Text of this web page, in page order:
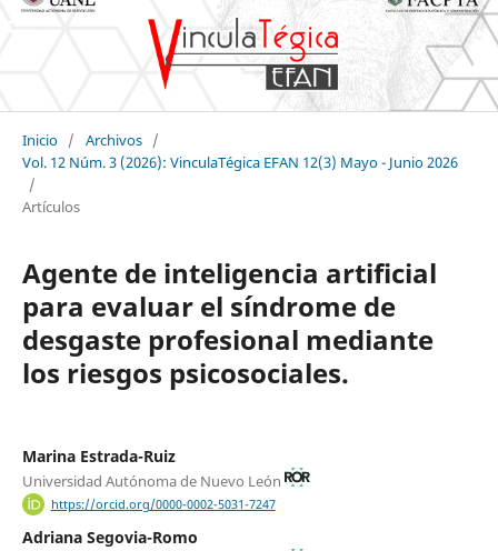
Inicio / Archivos /
Vol. 12 Núm. 3 (2026): VinculaTégica EFAN 12(3) Mayo - Junio 2026
/
Artículos
Agente de inteligencia artificial
para evaluar el síndrome de
desgaste profesional mediante
los riesgos psicosociales.
Marina Estrada-Ruiz
Universidad Autónoma de Nuevo León
https://orcid.org/0000-0002-5031-7247
Adriana Segovia-Romo